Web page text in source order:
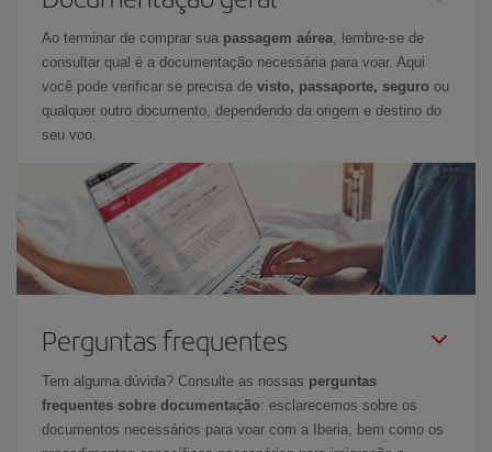
Ao terminar de comprar sua passagem aérea, lembre-se de
consultar qual é a documentação necessária para voar. Aqui
você pode verificar se precisa de visto, passaporte, seguro ou
qualquer outro documento, dependendo da origem e destino do
seu voo.
Perguntas frequentes
Tem alguma dúvida? Consulte as nossas perguntas
frequentes sobre documentação: esclarecemos sobre os
documentos necessários para voar com a Iberia, bem como os